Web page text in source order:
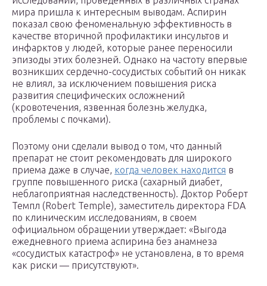
мира пришла к интересным выводам. Аспирин
показал свою феноменальную эффективность в
качестве вторичной профилактики инсультов и
инфарктов у людей, которые ранее переносили
эпизоды этих болезней. Однако на частоту впервые
возникших сердечно-сосудистых событий он никак
не влиял, за исключением повышения риска
развития специфических осложнений
(кровотечения, язвенная болезнь желудка,
проблемы с почками).
Поэтому они сделали вывод о том, что данный
препарат не стоит рекомендовать для широкого
приема даже в случае, когда человек находится в
группе повышенного риска (сахарный диабет,
неблагоприятная наследственность). Доктор Роберт
Темпл (Robert Temple), заместитель директора FDA
по клиническим исследованиям, в своем
официальном обращении утверждает: «Выгода
ежедневного приема аспирина без анамнеза
«сосудистых катастроф» не установлена, в то время
как риски — присутствуют».